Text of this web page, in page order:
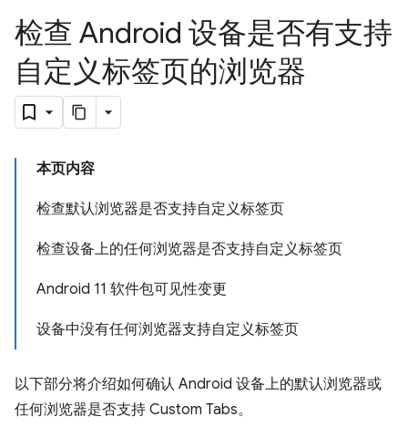
检查 Android 设备是否有支持
自定义标签页的浏览器
本页内容
检查默认浏览器是否支持自定义标签页
检查设备上的任何浏览器是否支持自定义标签页
Android 11 软件包可见性变更
设备中没有任何浏览器支持自定义标签页
以下部分将介绍如何确认 Android 设备上的默认浏览器或
任何浏览器是否支持 Custom Tabs。